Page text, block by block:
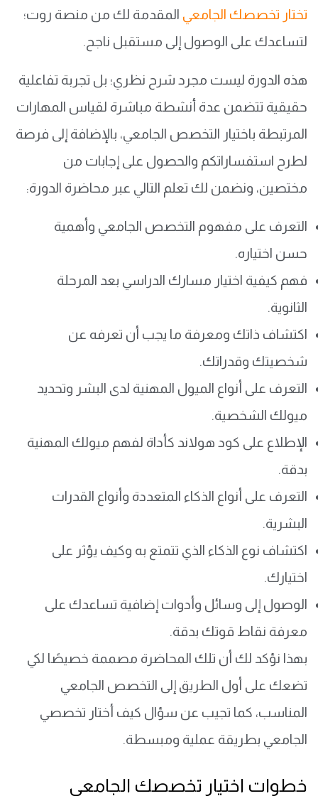
تختار تخصصك الجامعي المقدمة لك من منصة روت؛
لتساعدك على الوصول إلى مستقبل ناجح.
هذه الدورة ليست مجرد شرح نظري؛ بل تجربة تفاعلية
حقيقية تتضمن عدة أنشطة مباشرة لقياس المهارات
المرتبطة باختيار التخصص الجامعي، بالإضافة إلى فرصة
لطرح استفساراتكم والحصول على إجابات من
مختصين، ونضمن لك تعلم التالي عبر محاضرة الدورة:
التعرف على مفهوم التخصص الجامعي وأهمية
حسن اختياره.
فهم كيفية اختيار مسارك الدراسي بعد المرحلة
الثانوية.
اكتشاف ذاتك ومعرفة ما يجب أن تعرفه عن
شخصيتك وقدراتك.
التعرف على أنواع الميول المهنية لدى البشر وتحديد
ميولك الشخصية.
الإطلاع على كود هولاند كأداة لفهم ميولك المهنية
بدقة.
التعرف على أنواع الذكاء المتعددة وأنواع القدرات
البشرية.
اكتشاف نوع الذكاء الذي تتمتع به وكيف يؤثر على
اختيارك.
الوصول إلى وسائل وأدوات إضافية تساعدك على
معرفة نقاط قوتك بدقة.
بهذا نؤكد لك أن تلك المحاضرة مصممة خصيصًا لكي
تضعك على أول الطريق إلى التخصص الجامعي
المناسب، كما تجيب عن سؤال كيف أختار تخصصي
الجامعي بطريقة عملية ومبسطة.
خطوات اختيار تخصصك الجامعي